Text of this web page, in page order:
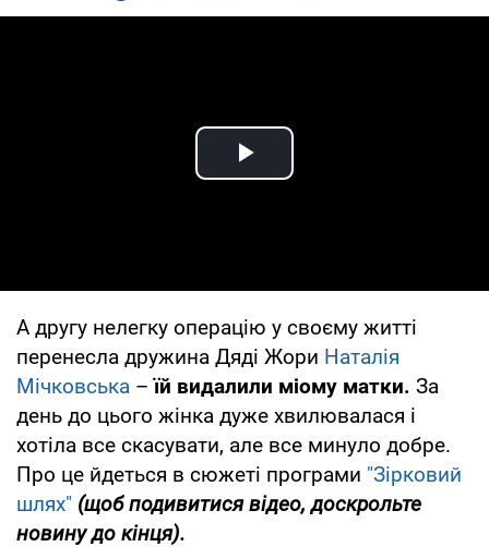
Play Video
А другу нелегку операцію у своєму житті
перенесла дружина Дяді Жори Наталія
Мічковська –їй видалили міому матки. За
день до цього жінка дуже хвилювалася і
хотіла все скасувати, але все минуло добре.
Про це йдеться в сюжеті програми "Зірковий
шлях" (щоб подивитися відео, доскрольте
новину до кінця).